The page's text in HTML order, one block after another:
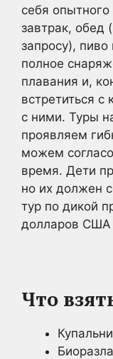
себя опытного
завтрак, обед
запросу), пиво
полное
плавания и,
встретиться
с ними. Туры
проявляем
можем
время. Дети
но их должен
тур по дикой
долларов США
Что